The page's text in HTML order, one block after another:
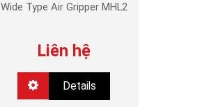
Wide Type Air Gripper MHL2
Liên hệ
Details